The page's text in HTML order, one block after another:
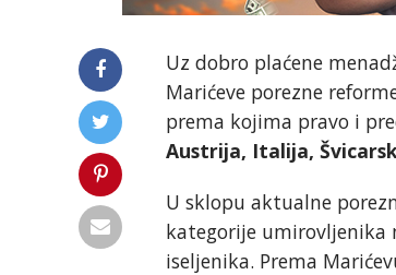
Uz dobro plaćene
Marićeve porezne
prema kojima pravo i
Austrija, Italija,
U sklopu aktualne
kategorije
iseljenika. Prema